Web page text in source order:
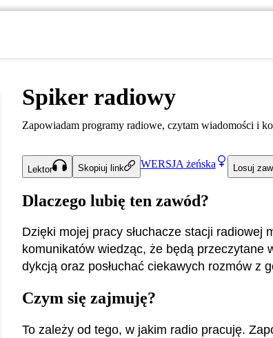
Spiker radiowy
Zapowiadam programy radiowe, czytam wiadomości i
Lektor Skopiuj link WERSJA żeńska Losuj
Dlaczego lubię ten zawód?
Dzięki mojej pracy słuchacze stacji radiowej
komunikatów wiedząc, że będą przeczytane
dykcją oraz posłuchać ciekawych rozmów z
Czym się zajmuję?
To zależy od tego, w jakim radio pracuję.